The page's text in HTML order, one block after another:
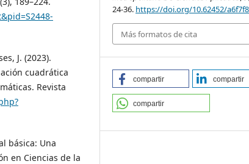
J. (2023).
cuadrática
Revista
básica: Una
en Ciencias de la
24-36. https://doi.org/10.62452/
Más formatos de cita
compartir compartir
compartir